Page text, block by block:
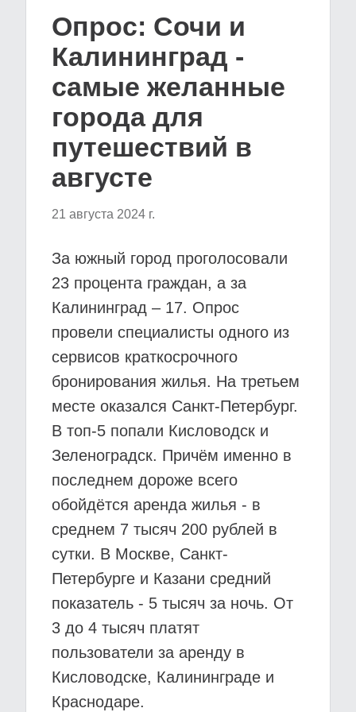
Опрос: Сочи и
Калининград -
самые желанные
города для
путешествий в
августе
21 августа 2024 г.
За южный город проголосовали
23 процента граждан, а за
Калининград – 17. Опрос
провели специалисты одного из
сервисов краткосрочного
бронирования жилья. На третьем
месте оказался Санкт-Петербург.
В топ-5 попали Кисловодск и
Зеленоградск. Причём именно в
последнем дороже всего
обойдётся аренда жилья - в
среднем 7 тысяч 200 рублей в
сутки. В Москве, Санкт-
Петербурге и Казани средний
показатель - 5 тысяч за ночь. От
3 до 4 тысяч платят
пользователи за аренду в
Кисловодске, Калининграде и
Краснодаре.